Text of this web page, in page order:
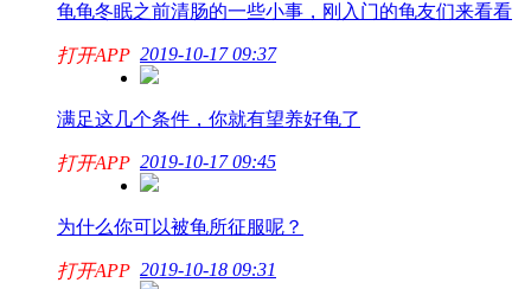
龟龟冬眠之前清肠的一些小事，刚入门的龟友们来看看
2019-10-17 09:37
打开APP
满足这几个条件，你就有望养好龟了
2019-10-17 09:45
打开APP
为什么你可以被龟所征服呢？
2019-10-18 09:31
打开APP